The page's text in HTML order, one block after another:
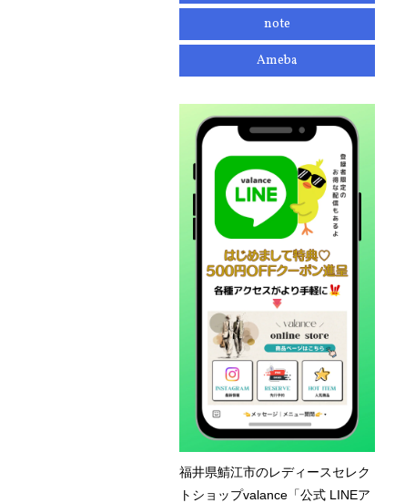
note
Ameba
福井県鯖江市のレディースセレク
トショップvalance「公式 LINEア